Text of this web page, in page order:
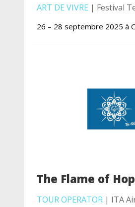
ART DE VIVRE | Festival
26 – 28 septembre 2025 à
The Flame of
TOUR OPERATOR| ITA